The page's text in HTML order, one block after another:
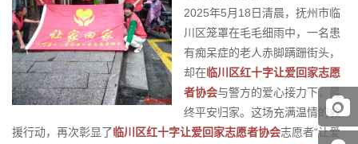
2025年5月18日清晨，抚州市临
川区笼罩在毛毛细雨中，一名患
有痴呆症的老人赤脚蹒跚街头，
却在临川区红十字让爱回家志愿
者协会与警方的爱心接力下，最
终平安归家。这场充满温情的救
援行动，再次彰显了临川区红十字让爱回家志愿者协会志愿者“让爱